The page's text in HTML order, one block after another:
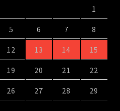
1
5 6 7
8
12 13 14
15
19 20 21
22
26 27 28
29